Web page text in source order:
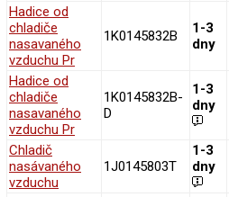
Hadice od
chladiče
nasavaného
vzduchu Pr
1K0145832B
1-3
dny
Hadice od
chladiče
nasavaného
vzduchu Pr
1K0145832B-
D
1-3
dny
Chladič
nasávaného
vzduchu
1J0145803T
1-3
dny